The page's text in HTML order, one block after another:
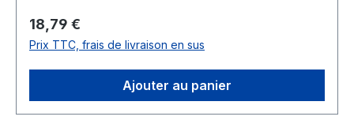
Prix régulier :
18,79 €
Prix TTC, frais de livraison en sus
Ajouter au panier